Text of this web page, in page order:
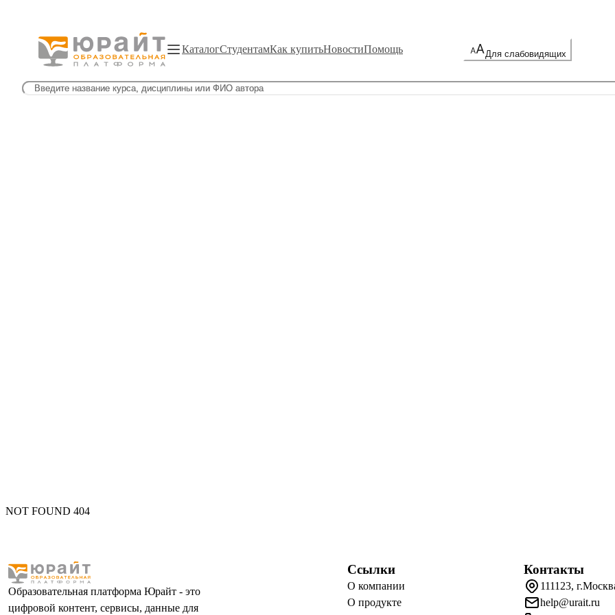
КаталогСтудентамКак купитьНовостиПомощь Для слабовидящих
NOT FOUND 404
Образовательная платформа Юрайт - это
цифровой контент, сервисы, данные для
Ссылки
О компании
О продукте
Контакты
111123,
help@urait.ru